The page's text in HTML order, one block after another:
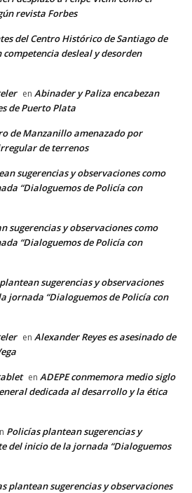
revista Forbes
del Centro Histórico de Santiago de
desleal y desorden
en Abinader y Paliza encabezan
de Puerto Plata
de Manzanillo amenazado por
de terrenos
sugerencias y observaciones como
“Dialoguemos de Policía con
sugerencias y observaciones como
“Dialoguemos de Policía con
sugerencias y observaciones
jornada “Dialoguemos de Policía con
en Alexander Reyes es asesinado de
en ADEPE conmemora medio siglo
dedicada al desarrollo y la ética
Policías plantean sugerencias y
del inicio de la jornada “Dialoguemos
plantean sugerencias y observaciones